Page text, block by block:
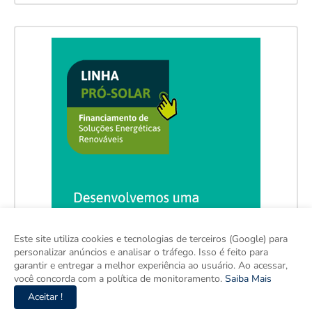
Este site utiliza cookies e tecnologias de terceiros (Google) para
personalizar anúncios e analisar o tráfego. Isso é feito para
garantir e entregar a melhor experiência ao usuário. Ao acessar,
você concorda com a política de monitoramento. Saiba Mais
Aceitar !